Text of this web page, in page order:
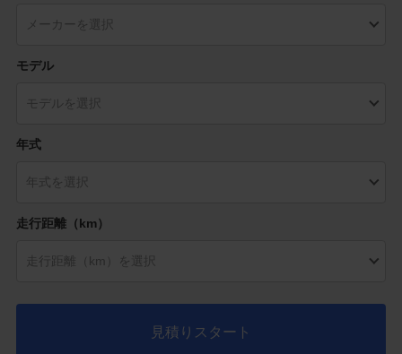
モデル
年式
走行距離（km）
見積りスタート